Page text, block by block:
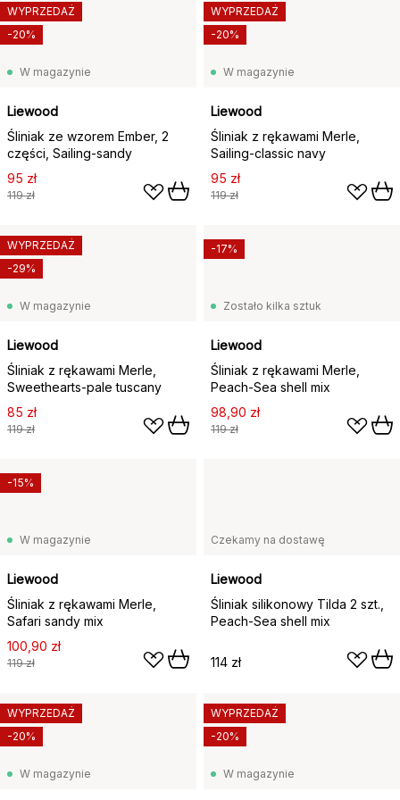
W magazynie
Liewood
Śliniak ze wzorem Ember, 2
części, Sailing-sandy
95 zł
119 zł
WYPRZEDAŻ
-20%
W magazynie
Liewood
Śliniak z rękawami Merle,
Sailing-classic navy
95 zł
119 zł
WYPRZEDAŻ
-20%
W magazynie
Liewood
Śliniak z rękawami Merle,
Sweethearts-pale tuscany
85 zł
119 zł
WYPRZEDAŻ
-29%
Zostało kilka sztuk
Liewood
Śliniak z rękawami Merle,
Peach-Sea shell mix
98,90 zł
119 zł
-17%
W magazynie
Liewood
Śliniak z rękawami Merle,
Safari sandy mix
100,90 zł
119 zł
-15%
Czekamy na dostawę
Liewood
Śliniak silikonowy Tilda 2 szt.,
Peach-Sea shell mix
114 zł
W magazynie
WYPRZEDAŻ
-20%
W magazynie
WYPRZEDAŻ
-20%